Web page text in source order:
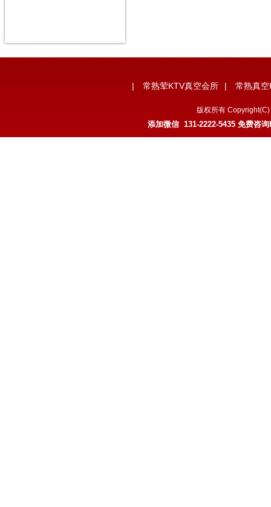
| 常熟荤KTV真空会所 | 常熟真
版权所有
添加微信 131-2222-5435 免费咨